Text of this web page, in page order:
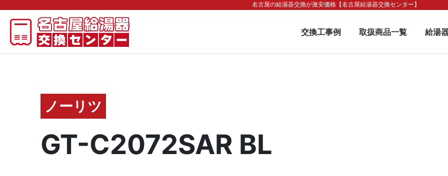
名古屋の給湯器交換が激安価格【名古屋給湯器交換センター】
交換工事例 取扱商品一覧 給湯
ノーリツ
GT-C2072SAR BL